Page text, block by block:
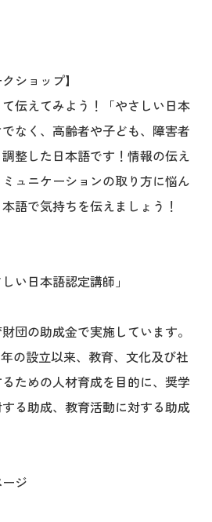
ショップ】
伝えてみよう！「やさしい日本
なく、高齢者や子ども、障害者
整した日本語です！情報の伝え
ュニケーションの取り方に悩ん
語で気持ちを伝えましょう！
い日本語認定講師」
団の助成金で実施しています。
の設立以来、教育、文化及び社
ための人材育成を目的に、奨学
る助成、教育活動に対する助成
ジ